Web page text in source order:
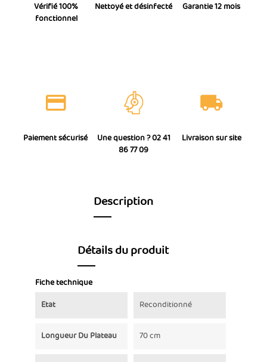
Garantie 12 mois
Nettoyé et désinfecté
Vérifié 100%
fonctionnel
Paiement sécurisé
Une question ? 02 41
86 77 09
Livraison sur site
Description
Détails du produit
Fiche technique
Etat
Reconditionné
Longueur Du Plateau 70 cm